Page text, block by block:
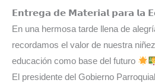
𝗘𝗻𝘁𝗿𝗲𝗴𝗮 𝗱𝗲 𝗠𝗮𝘁𝗲𝗿𝗶𝗮𝗹 𝗽𝗮𝗿𝗮 𝗹𝗮
En una hermosa tarde llena de
recordamos el valor de nuestra
educación como base del futuro
El presidente del Gobierno